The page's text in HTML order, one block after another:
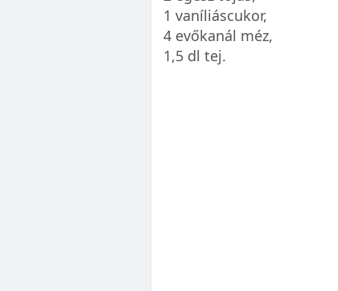
1 vaníliáscukor,
4 evőkanál méz,
1,5 dl tej.